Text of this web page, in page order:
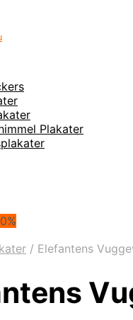
Plakater
/ Elefantens